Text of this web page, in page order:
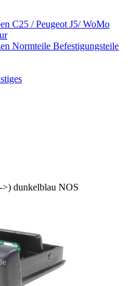
C25 / Peugeot J5/ WoMo
Normteile Befestigungsteile
dunkelblau NOS